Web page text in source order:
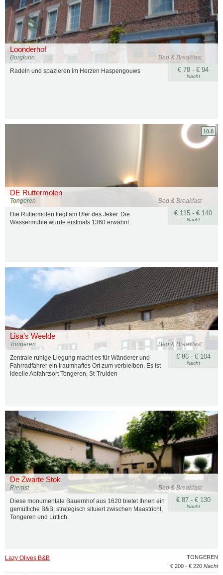
Loonderhof
Bed & Breakfast
Borgloon
€ 78 - € 94
Nacht
Radeln und spazieren im Herzen Haspengouws
DE Ruttermolen
Bed & Breakfast
Tongeren
10.0
€ 115 - € 140
Nacht
Die Ruttermolen liegt am Ufer des Jeker. Die
Wassermühle wurde erstmals 1360 erwähnt.
Lisa's Weelde
Bed & Breakfast
Tongeren
€ 86 - € 104
Nacht
Zentrale ruhige Liegung macht es für Wänderer und
Fahrradfährer ein traumhaftes Ort zum verbleiben. Es ist
ideelle Abfahrtsort Tongeren, St-Truiden
De Zwarte Stok
Bed & Breakfast
Riemst
€ 87 - € 130
Nacht
Diese monumentale Bauernhof aus 1620 bietet Ihnen ein
gemütliche B&B, strategisch situiert zwischen Maastricht,
Tongeren und Lüttich.
TONGEREN
Lazy Olives B&B
€ 200 - € 220 Nacht